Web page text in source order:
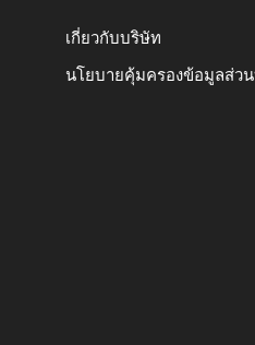
เกี่ยวกับบริษัท
นโยบายคุ้มครองข้อมูลส่ว